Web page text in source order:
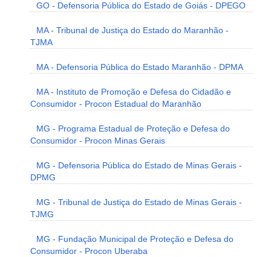
GO - Defensoria Pública do Estado de Goiás - DPEGO
MA - Tribunal de Justiça do Estado do Maranhão -
TJMA
MA - Defensoria Pública do Estado Maranhão - DPMA
MA - Instituto de Promoção e Defesa do Cidadão e
Consumidor - Procon Estadual do Maranhão
MG - Programa Estadual de Proteção e Defesa do
Consumidor - Procon Minas Gerais
MG - Defensoria Pública do Estado de Minas Gerais -
DPMG
MG - Tribunal de Justiça do Estado de Minas Gerais -
TJMG
MG - Fundação Municipal de Proteção e Defesa do
Consumidor - Procon Uberaba